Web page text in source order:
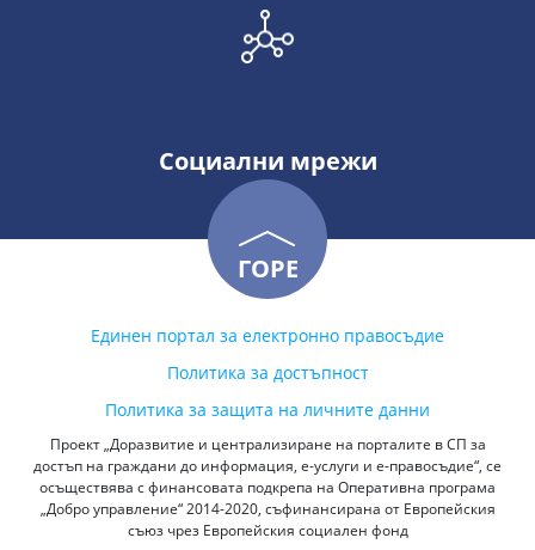
Социални мрежи
ГОРЕ
Единен портал за електронно правосъдие
Политика за достъпност
Политика за защита на личните данни
Проект „Доразвитие и централизиране на порталите в СП за
достъп на граждани до информация, е-услуги и е-правосъдие“, се
осъществява с финансовата подкрепа на Оперативна програма
„Добро управление“ 2014-2020, съфинансирана от Европейския
съюз чрез Европейския социален фонд